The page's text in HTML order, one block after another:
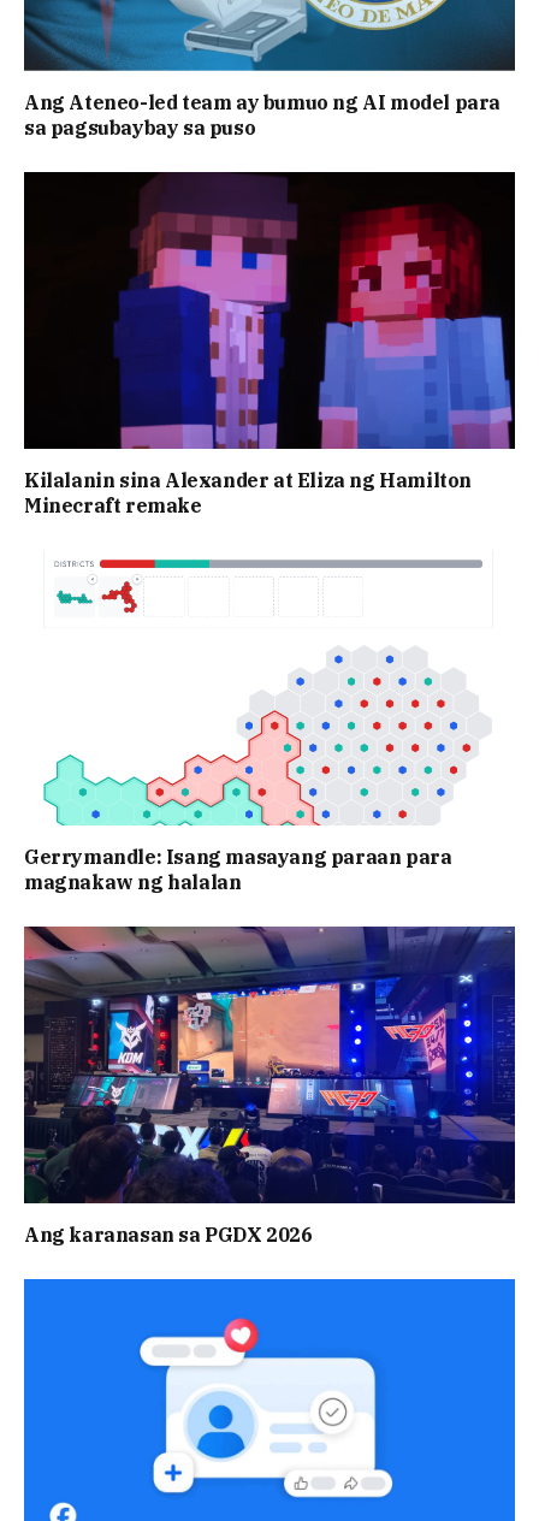
Ang Ateneo-led team ay bumuo ng AI model para
sa pagsubaybay sa puso
Kilalanin sina Alexander at Eliza ng Hamilton
Minecraft remake
Gerrymandle: Isang masayang paraan para
magnakaw ng halalan
Ang karanasan sa PGDX 2026